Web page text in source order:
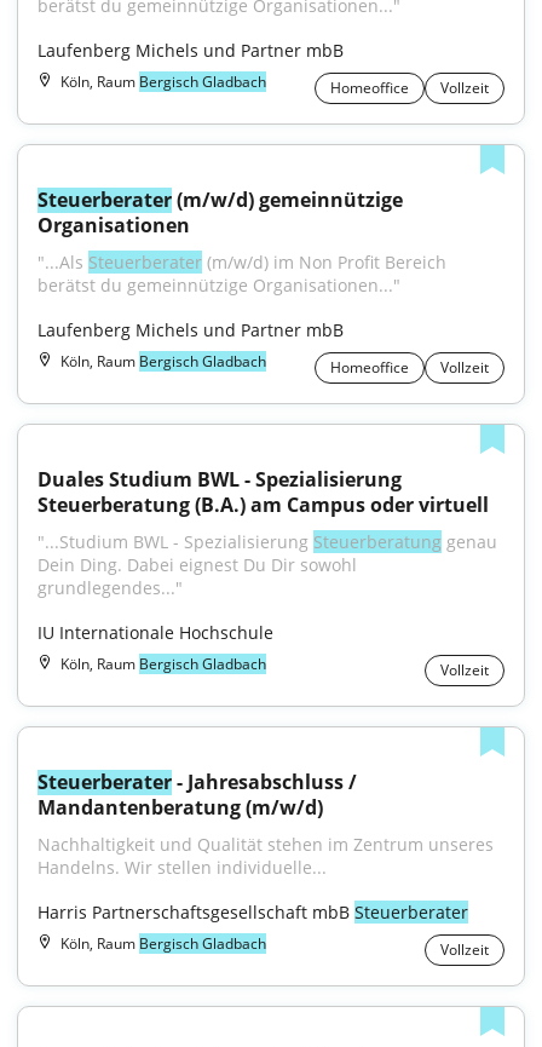
berätst du gemeinnützige Organisationen..."
Laufenberg Michels und Partner mbB
Köln, Raum Bergisch Gladbach Homeoffice Vollzeit
Steuerberater (m/w/d) gemeinnützige
Organisationen
"...Als Steuerberater (m/w/d) im Non Profit Bereich
berätst du gemeinnützige Organisationen..."
Laufenberg Michels und Partner mbB
Köln, Raum Bergisch Gladbach Homeoffice Vollzeit
Duales Studium BWL - Spezialisierung
Steuerberatung (B.A.) am Campus oder virtuell
"...Studium BWL - Spezialisierung Steuerberatung genau
Dein Ding. Dabei eignest Du Dir sowohl
grundlegendes..."
IU Internationale Hochschule
Köln, Raum Bergisch Gladbach Vollzeit
Steuerberater - Jahresabschluss /
Mandantenberatung (m/w/d)
Nachhaltigkeit und Qualität stehen im Zentrum unseres
Handelns. Wir stellen individuelle...
Harris Partnerschaftsgesellschaft mbB Steuerberater
Köln, Raum Bergisch Gladbach Vollzeit